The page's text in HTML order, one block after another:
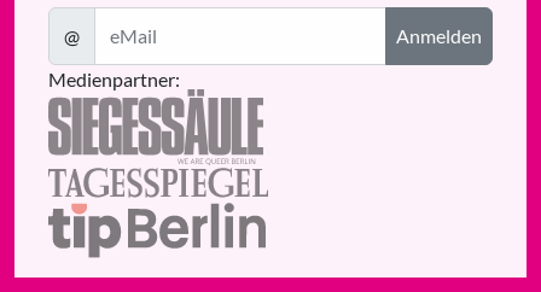
@
Anmelden
Medienpartner: